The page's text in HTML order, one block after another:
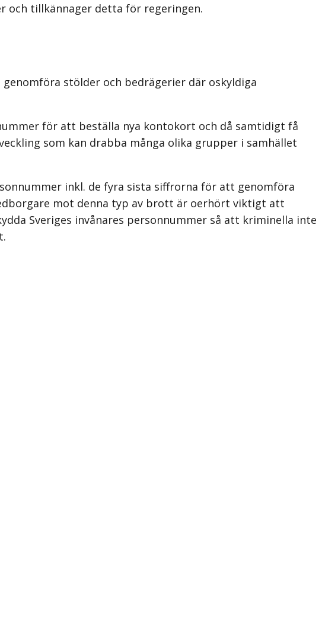
och tillkännager detta för regeringen.
stölder och bedrägerier där oskyldiga
för att beställa nya kontokort och då samtidigt få
som kan drabba många olika grupper i samhället
inkl. de fyra sista siffrorna för att genomföra
mot denna typ av brott är oerhört viktigt att
Sveriges invånares personnummer så att kriminella inte